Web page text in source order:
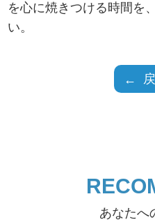
を心に焼きつける時間を
い。
あなたへ